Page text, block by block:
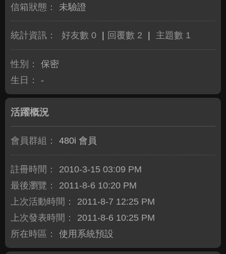
信箱狀態： 未驗證
統計資訊： 好友數 0 回覆數 2 主題數 1
性別：
保密
生日：
-
活躍概況
會員群組： 480i 會員
註冊時間：
2010-3-15 03:09 PM
最後瀏覽：
2011-8-6 10:20 PM
上次活動時間：
2011-8-7 12:25 PM
上次發表時間：
2011-8-6 10:25 PM
所在時區：
使用系統預設